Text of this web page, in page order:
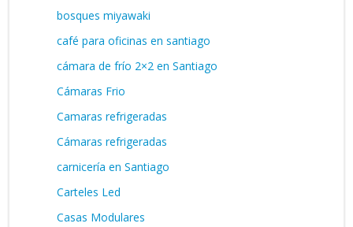
bosques miyawaki
café para oficinas en santiago
cámara de frío 2×2 en Santiago
Cámaras Frio
Camaras refrigeradas
Cámaras refrigeradas
carnicería en Santiago
Carteles Led
Casas Modulares